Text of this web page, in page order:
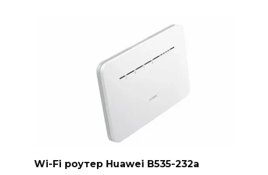
Wi-Fi роутер Huawei B535-232a